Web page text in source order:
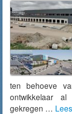
ten behoeve
ontwikkelaar
gekregen …